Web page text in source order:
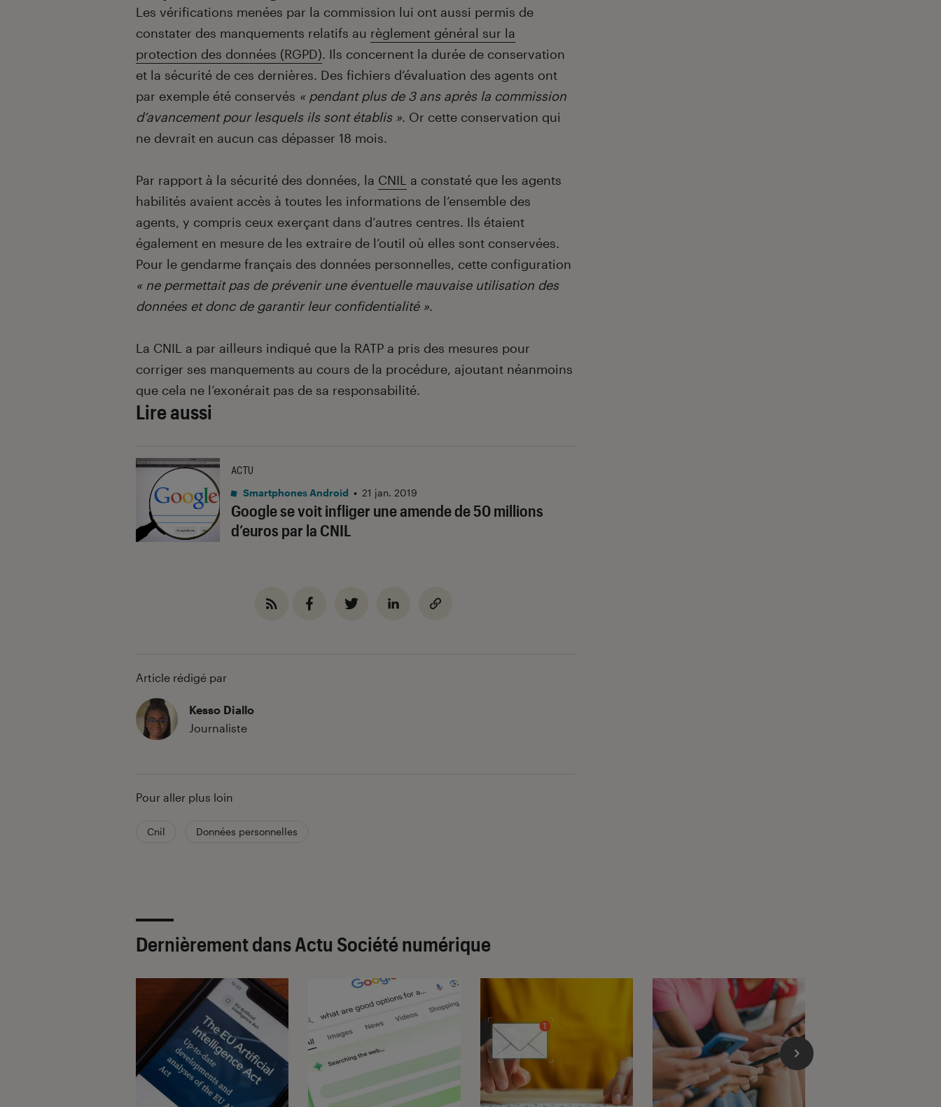
Les vérifications menées par la commission lui ont aussi permis de
constater des manquements relatifs au règlement général sur la
protection des données (RGPD). Ils concernent la durée de conservation
et la sécurité de ces dernières. Des fichiers d’évaluation des agents ont
par exemple été conservés « pendant plus de 3 ans après la commission
d’avancement pour lesquels ils sont établis ». Or cette conservation qui
ne devrait en aucun cas dépasser 18 mois.
Par rapport à la sécurité des données, la CNIL a constaté que les agents
habilités avaient accès à toutes les informations de l’ensemble des
agents, y compris ceux exerçant dans d’autres centres. Ils étaient
également en mesure de les extraire de l’outil où elles sont conservées.
Pour le gendarme français des données personnelles, cette configuration
« ne permettait pas de prévenir une éventuelle mauvaise utilisation des
données et donc de garantir leur confidentialité ».
La CNIL a par ailleurs indiqué que la RATP a pris des mesures pour
corriger ses manquements au cours de la procédure, ajoutant néanmoins
que cela ne l’exonérait pas de sa responsabilité.
Lire aussi
Google se voit infliger une amende de 50 millions
d’euros par la CNIL
ACTU
Smartphones Android • 21 jan. 2019
Article rédigé par
Kesso Diallo
Journaliste
Pour aller plus loin
Cnil Données personnelles
Dernièrement dans Actu Société numérique